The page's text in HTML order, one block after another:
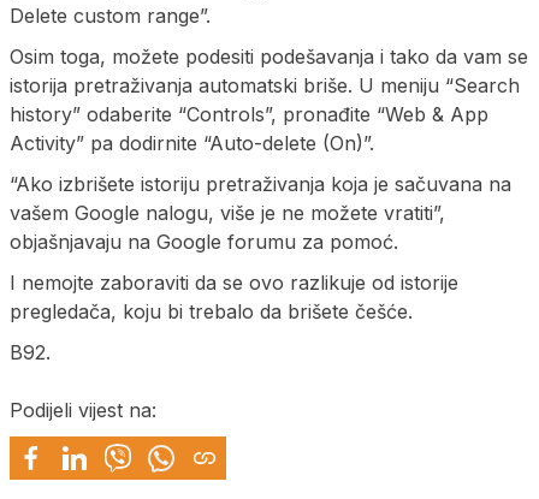
Delete custom range”.
Osim toga, možete podesiti podešavanja i tako da vam se
istorija pretraživanja automatski briše. U meniju “Search
history” odaberite “Controls”, pronađite “Web & App
Activity” pa dodirnite “Auto-delete (On)”.
“Ako izbrišete istoriju pretraživanja koja je sačuvana na
vašem Google nalogu, više je ne možete vratiti”,
objašnjavaju na Google forumu za pomoć.
I nemojte zaboraviti da se ovo razlikuje od istorije
pregledača, koju bi trebalo da brišete češće.
B92.
Podijeli vijest na: